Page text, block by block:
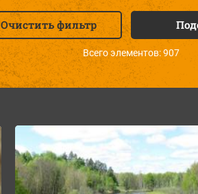
Очистить фильтр
Всего элементов: 907